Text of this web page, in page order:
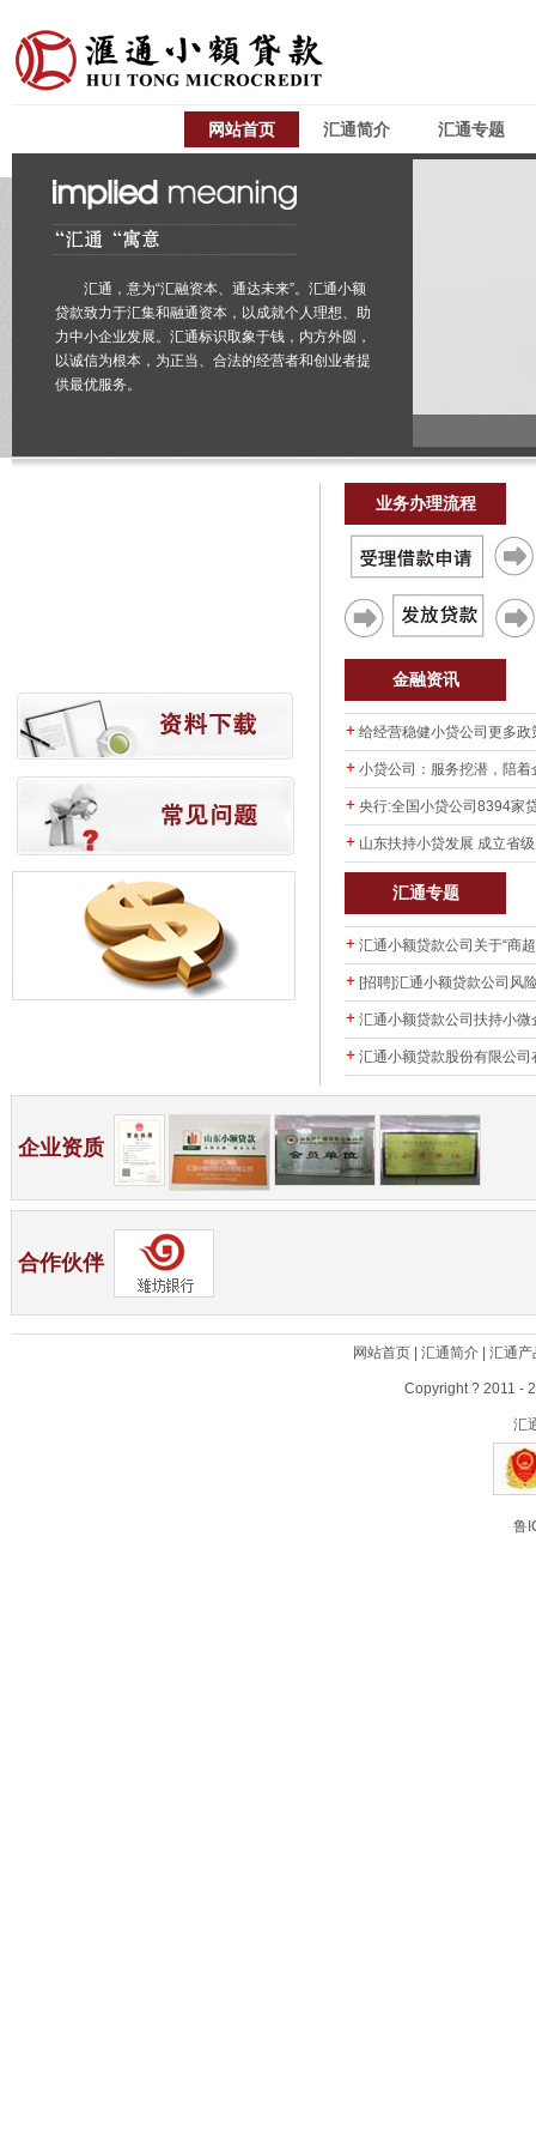
网站首页 汇通简介 汇通专题
汇通，意为“汇融资本、通达未来”。汇通小额
贷款致力于汇集和融通资本，以成就个人理想、助
力中小企业发展。汇通标识取象于钱，内方外圆，
以诚信为根本，为正当、合法的经营者和创业者提
供最优服务。
业务办理流程
金融资讯
给经营稳健小贷公司更多政
小贷公司：服务挖潜，陪着
央行:全国小贷公司8394家
山东扶持小贷发展 成立省
汇通专题
汇通小额贷款公司关于“商
[招聘]汇通小额贷款公司风
汇通小额贷款公司扶持小
汇通小额贷款股份有限公
企业资质
合作伙伴
网站首页 汇通简介 汇通产
Copyright ? 2011 -
汇
鲁